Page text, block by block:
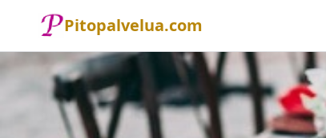
Pitopalvelua.com